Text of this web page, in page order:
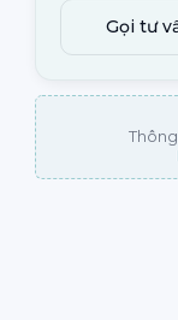
Gọi tư